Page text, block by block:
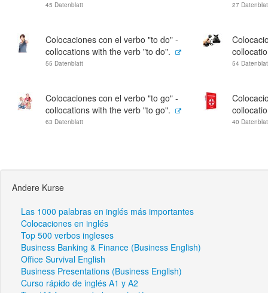
45 Datenblatt 27
Colocaciones con el verbo "to do" -
collocations with the verb "to do".
55 Datenblatt 54
Colocaciones con el verbo "to go" -
collocations with the verb "to go".
63 Datenblatt 40
Andere Kurse
Las 1000 palabras en inglés más importantes
Colocaciones en inglés
Top 500 verbos ingleses
Business Banking & Finance (Business English)
Office Survival English
Business Presentations (Business English)
Curso rápido de inglés A1 y A2